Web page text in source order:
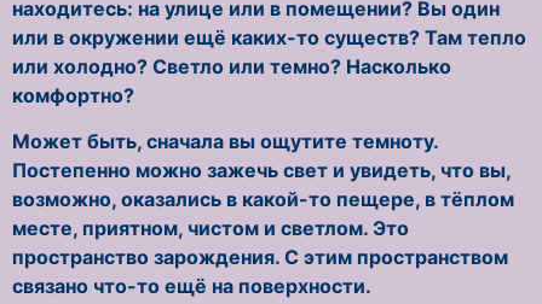
находитесь: на улице или в помещении? Вы один
или в окружении ещё каких-то существ? Там тепло
или холодно? Светло или темно? Насколько
комфортно?
Может быть, сначала вы ощутите темноту.
Постепенно можно зажечь свет и увидеть, что вы,
возможно, оказались в какой-то пещере, в тёплом
месте, приятном, чистом и светлом. Это
пространство зарождения. С этим пространством
связано что-то ещё на поверхности.